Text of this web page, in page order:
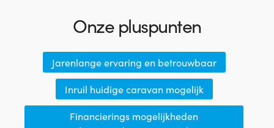
Onze pluspunten
Jarenlange ervaring en betrouwbaar
Inruil huidige caravan mogelijk
Financierings mogelijkheden